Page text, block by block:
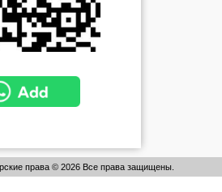
конфиденциальности
Политика в
отношении
файлов cookie
права © 2026 Все права защищены.